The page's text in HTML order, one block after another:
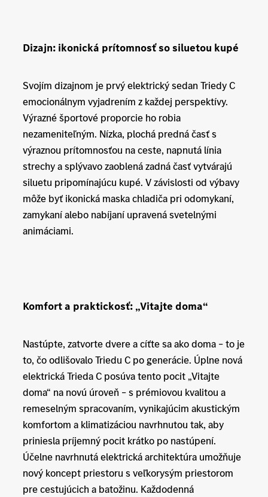
Dizajn: ikonická prítomnosť so siluetou kupé
Svojím dizajnom je prvý elektrický sedan Triedy C
emocionálnym vyjadrením z každej perspektívy.
Výrazné športové proporcie ho robia
nezameniteľným. Nízka, plochá predná časť s
výraznou prítomnosťou na ceste, napnutá línia
strechy a splývavo zaoblená zadná časť vytvárajú
siluetu pripomínajúcu kupé. V závislosti od výbavy
môže byť ikonická maska chladiča pri odomykaní,
zamykaní alebo nabíjaní upravená svetelnými
animáciami.
Komfort a praktickosť: „Vitajte doma“
Nastúpte, zatvorte dvere a cíťte sa ako doma – to je
to, čo odlišovalo Triedu C po generácie. Úplne nová
elektrická Trieda C posúva tento pocit „Vitajte
doma“ na novú úroveň – s prémiovou kvalitou a
remeselným spracovaním, vynikajúcim akustickým
komfortom a klimatizáciou navrhnutou tak, aby
priniesla príjemný pocit krátko po nastúpení.
Účelne navrhnutá elektrická architektúra umožňuje
nový koncept priestoru s veľkorysým priestorom
pre cestujúcich a batožinu. Každodenná